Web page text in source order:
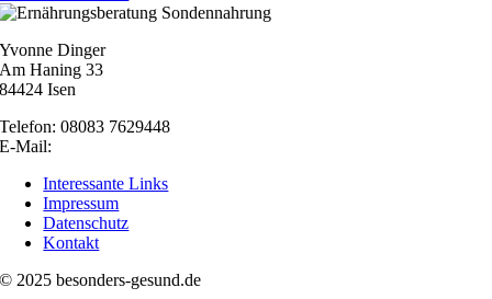
Yvonne Dinger
Am Haning 33
84424 Isen
Telefon: 08083 7629448
E-Mail:
Interessante Links
Impressum
Datenschutz
Kontakt
© 2025 besonders-gesund.de